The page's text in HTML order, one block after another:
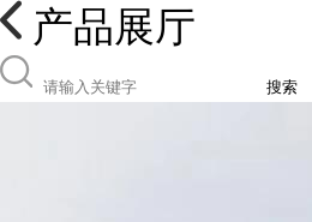
产品展厅
搜索